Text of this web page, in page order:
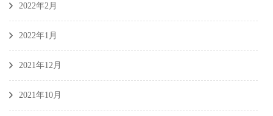
2022年2月
2022年1月
2021年12月
2021年10月